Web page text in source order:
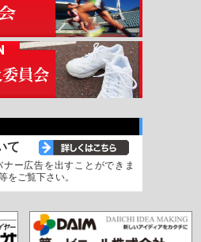
て
ー広告を出すことができま
をご覧下さい。